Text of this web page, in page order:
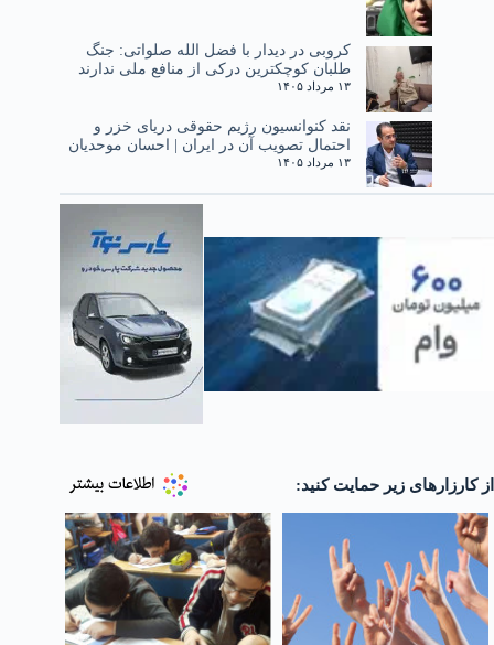
کروبی در دیدار با فضل الله صلواتی: جنگ
طلبان کوچکترین درکی از منافع ملی ندارند
۱۳ مرداد ۱۴۰۵
نقد کنوانسیون رژیم حقوقی دریای خزر و
احتمال تصویب آن در ایران | احسان موحدیان
۱۳ مرداد ۱۴۰۵
از کارزارهای زیر حمایت کنید: